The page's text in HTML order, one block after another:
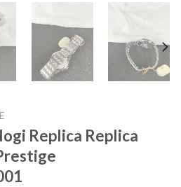
Replica Replica